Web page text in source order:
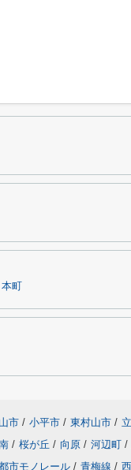
本町
市 / 小平市 / 東村山市 /
/ 桜が丘 / 向原 / 河辺町 /
市モノレール / 青梅線 /